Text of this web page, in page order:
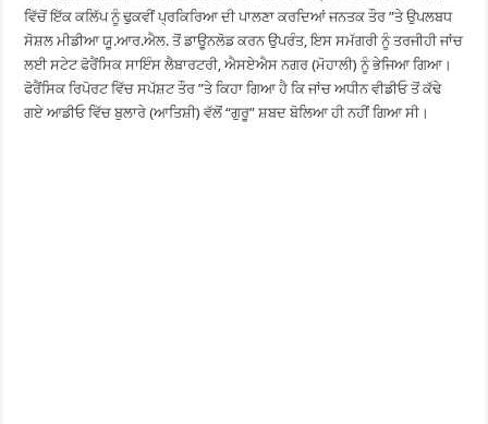
ਵਿੱਚੋਂ ਇੱਕ ਕਲਿੱਪ ਨੂੰ ਢੁਕਵੀਂ ਪ੍ਰਕਿਰਿਆ ਦੀ ਪਾਲਣਾ ਕਰਦਿਆਂ ਜਨਤਕ ਤੌਰ ”ਤੇ ਉਪਲਬਧ
ਸੋਸ਼ਲ ਮੀਡੀਆ ਯੂ.ਆਰ.ਐਲ. ਤੋਂ ਡਾਊਨਲੋਡ ਕਰਨ ਉਪਰੰਤ, ਇਸ ਸਮੱਗਰੀ ਨੂੰ ਤਰਜੀਹੀ ਜਾਂਚ
ਲਈ ਸਟੇਟ ਫੋਰੈਂਸਿਕ ਸਾਇੰਸ ਲੈਬਾਰਟਰੀ, ਐਸਏਐਸ ਨਗਰ (ਮੋਹਾਲੀ) ਨੂੰ ਭੇਜਿਆ ਗਿਆ।
ਫੋਰੈਂਸਿਕ ਰਿਪੋਰਟ ਵਿੱਚ ਸਪੱਸ਼ਟ ਤੌਰ ”ਤੇ ਕਿਹਾ ਗਿਆ ਹੈ ਕਿ ਜਾਂਚ ਅਧੀਨ ਵੀਡੀਓ ਤੋਂ ਕੱਢੇ
ਗਏ ਆਡੀਓ ਵਿੱਚ ਬੁਲਾਰੇ (ਆਤਿਸ਼ੀ) ਵੱਲੋਂ “ਗੁਰੂ” ਸ਼ਬਦ ਬੋਲਿਆ ਹੀ ਨਹੀਂ ਗਿਆ ਸੀ।